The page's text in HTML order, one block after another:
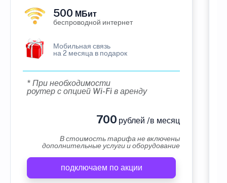
500 МБит
беспроводной интернет
Мобильная связь
на 2 месяца в подарок
* При необходимости
роутер с опцией Wi-Fi в аренду
700 рублей /в месяц
В стоимость тарифа не включены
дополнительные услуги и оборудование
подключаем по акции